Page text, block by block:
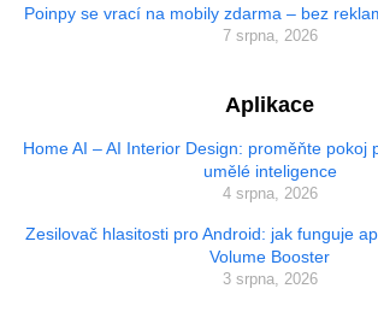
Poinpy se vrací na mobily zdarma – bez
7 srpna, 2026
Aplikace
Home AI – AI Interior Design: proměňte pokoj
umělé inteligence
4 srpna, 2026
Zesilovač hlasitosti pro Android: jak funguje
Volume Booster
3 srpna, 2026